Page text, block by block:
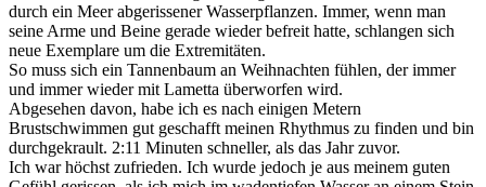
durch ein Meer abgerissener Wasserpflanzen. Immer, wenn man
seine Arme und Beine gerade wieder befreit hatte, schlangen sich
neue Exemplare um die Extremitäten.
So muss sich ein Tannenbaum an Weihnachten fühlen, der immer
und immer wieder mit Lametta überworfen wird.
Abgesehen davon, habe ich es nach einigen Metern
Brustschwimmen gut geschafft meinen Rhythmus zu finden und bin
durchgekrault. 2:11 Minuten schneller, als das Jahr zuvor.
Ich war höchst zufrieden. Ich wurde jedoch je aus meinem guten